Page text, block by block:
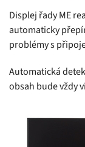
Displej řady ME
automaticky
problémy s
Automatická
obsah bude vždy